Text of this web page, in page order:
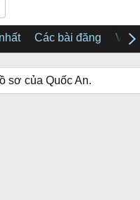
Các bài đăng Về
sơ của Quốc An.